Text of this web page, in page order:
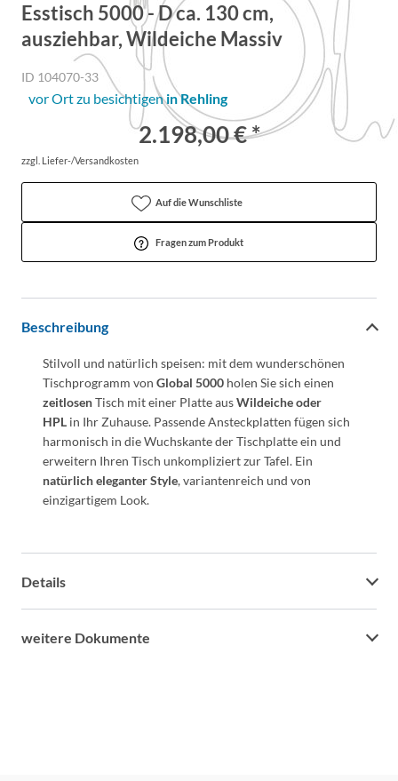
Esstisch 5000 - D ca. 130 cm,
ausziehbar, Wildeiche Massiv
ID 104070-33
vor Ort zu besichtigenin Rehling
2.198,00 € *
zzgl. Liefer-/Versandkosten
Auf die Wunschliste
Fragen zum Produkt
Beschreibung
Stilvoll und natürlich speisen: mit dem wunderschönen
Tischprogramm von Global 5000 holen Sie sich einen
zeitlosenTisch mit einer Platte ausWildeiche oder
HPL in Ihr Zuhause. Passende Ansteckplatten fügen sich
harmonisch in die Wuchskante der Tischplatte ein und
erweitern Ihren Tisch unkompliziert zur Tafel. Ein
natürlich eleganter Style, variantenreich und von
einzigartigem Look.
Details
weitere Dokumente